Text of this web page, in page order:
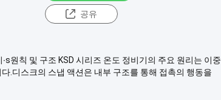
공유
원칙 및 구조 KSD 시리즈 온도 정비기의 주요 원리는 이중
.디스크의 스냅 액션은 내부 구조를 통해 접촉의 행동을